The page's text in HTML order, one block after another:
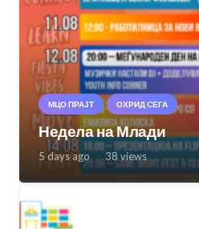
МЦО ПРАЈТ ОХРИД СЕГА
Недела на Млади
5 days ago 38views